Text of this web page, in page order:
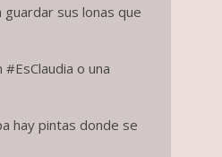
sus lonas que
o una
hay pintas donde se